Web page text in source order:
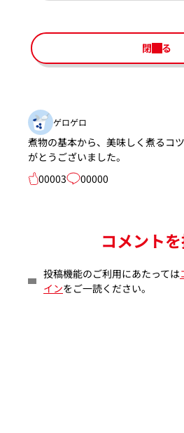
閉じる
ゲロゲロ
煮物の基本から、美味しく煮るコ
がとうございました。
00003
00000
コメント
投稿機能のご利用にあたっては
インをご一読ください。